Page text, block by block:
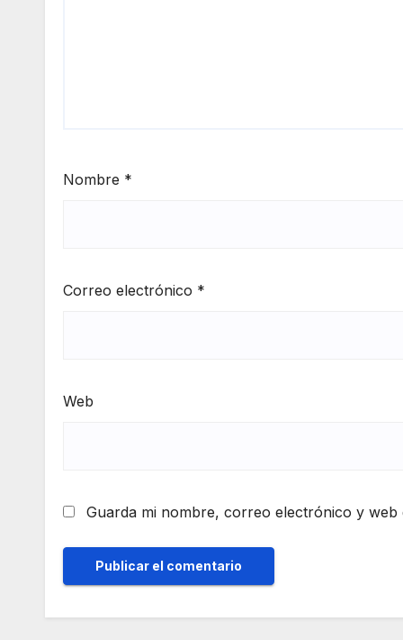
Nombre *
Correo electrónico *
Web
Guarda mi nombre, correo electrónico y